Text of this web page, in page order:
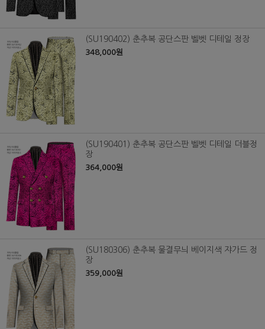
(SU190402) 춘추복 공단스판 벨벳 디테일 정장
348,000원
(SU190401) 춘추복 공단스판 벨벳 디테일 더블정
장
364,000원
(SU180306) 춘추복 물결무늬 베이지색 쟈가드 정
장
359,000원